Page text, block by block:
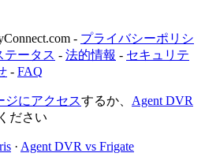
- プライバシーポリシ
テータス - 法的情報 - セキュリテ
- FAQ
ジにアクセスするか、 Agent DVR
ださい
· Agent DVR vs Frigate